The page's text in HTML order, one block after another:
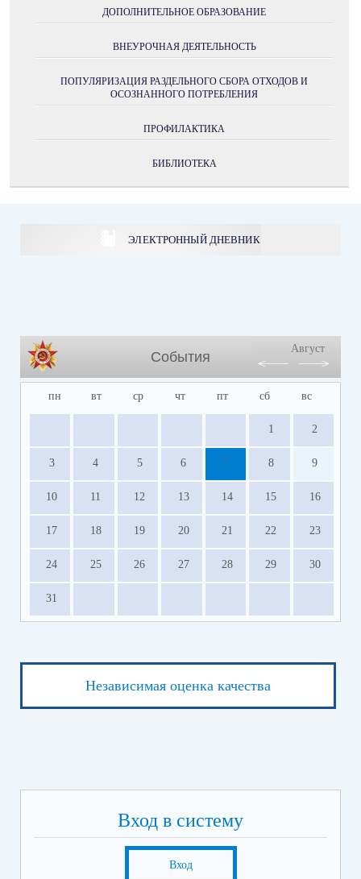
ДОПОЛНИТЕЛЬНОЕ ОБРАЗОВАНИЕ
ВНЕУРОЧНАЯ ДЕЯТЕЛЬНОСТЬ
ПОПУЛЯРИЗАЦИЯ РАЗДЕЛЬНОГО СБОРА ОТХОДОВ И
ОСОЗНАННОГО ПОТРЕБЛЕНИЯ
ПРОФИЛАКТИКА
БИБЛИОТЕКА
ЭЛЕКТРОННЫЙ ДНЕВНИК
События
Август
пн вт ср чт пт сб вс
1 2
3 4 5 6 7 8 9
10 11 12 13 14 15 16
17 18 19 20 21 22 23
24 25 26 27 28 29 30
31
Независимая оценка качества
Вход в систему
Вход